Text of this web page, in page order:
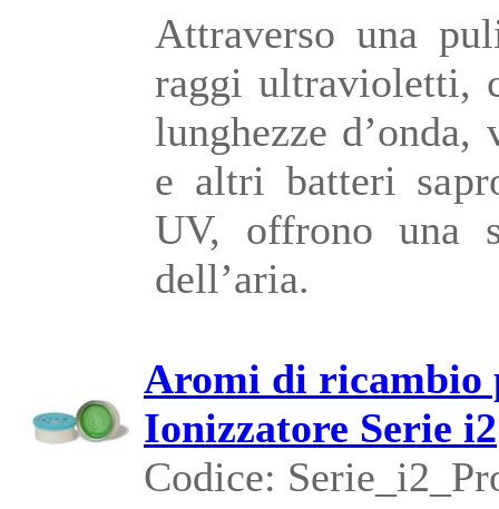
Attraverso una
raggi ultravioletti,
lunghezze
e altri batteri
UV, offrono una
dell’aria.
Aromi di ricambio
Ionizzatore Serie i2
Codice: